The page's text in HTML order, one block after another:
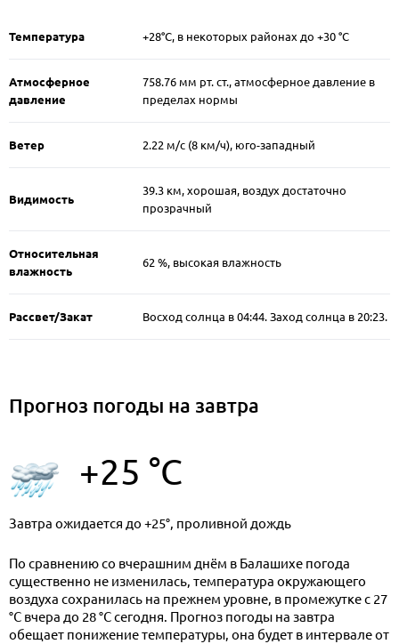
Температура +28°C, в некоторых районах до +30 °C
Атмосферное
давление
758.76 мм рт. ст., атмосферное давление в
пределах нормы
Ветер 2.22 м/c (8 км/ч), юго-западный
Видимость
39.3 км, хорошая, воздух достаточно
прозрачный
Относительная
влажность
62 %, высокая влажность
Рассвет/Закат Восход солнца в 04:44. Заход солнца в 20:23.
Прогноз погоды на завтра
+25 °C
Завтра ожидается до +25°, проливной дождь
По сравнению со вчерашним днём в Балашихе погода
существенно не изменилась, температура окружающего
воздуха сохранилась на прежнем уровне, в промежутке с 27
°C вчера до 28 °C сегодня. Прогноз погоды на завтра
обещает понижение температуры, она будет в интервале от